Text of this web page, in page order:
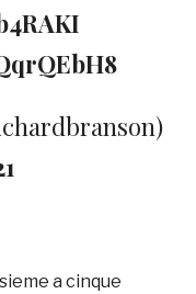
a cinque